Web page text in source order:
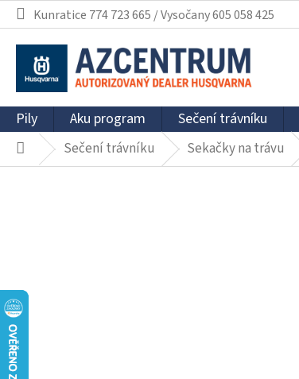
Přejít
na
obsah
Kunratice 774 723 665 / Vysočany 605 058 425
Pily Aku program Sečení trávníku
DomůSečení trávníku Sekačky na trávu